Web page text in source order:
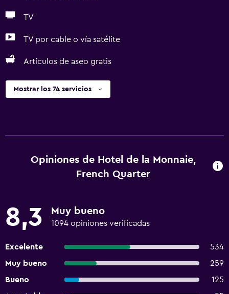
TV
TV por cable o vía satélite
Artículos de aseo gratis
Mostrar los 74 servicios
Opiniones de Hotel de la Monnaie,
French Quarter
8,3 Muy bueno
1094 opiniones verificadas
Excelente
534
Muy bueno
259
Bueno
125